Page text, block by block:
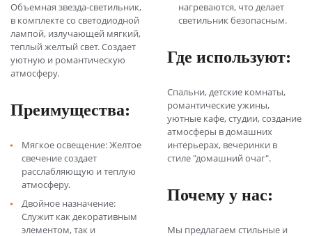
Объемная звезда-светильник,
в комплекте со светодиодной
лампой, излучающей мягкий,
теплый желтый свет. Создает
уютную и романтическую
атмосферу.
Преимущества:
Мягкое освещение: Желтое
свечение создает
расслабляющую и теплую
атмосферу.
Двойное назначение:
Служит как декоративным
элементом, так и
нагреваются, что делает
светильник безопасным.
Где используют:
Спальни, детские комнаты,
романтические ужины,
уютные кафе, студии, создание
атмосферы в домашних
интерьерах, вечеринки в
стиле "домашний очаг".
Почему у нас:
Мы предлагаем стильные и